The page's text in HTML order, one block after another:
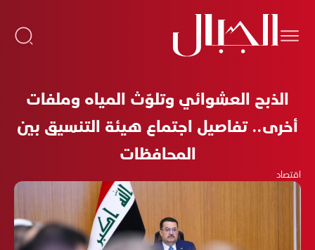
الذبح العشوائي وتلوّث المياه وملفات
أخرى.. تفاصيل اجتماع هيئة التنسيق بين
المحافظات
اقتصاد